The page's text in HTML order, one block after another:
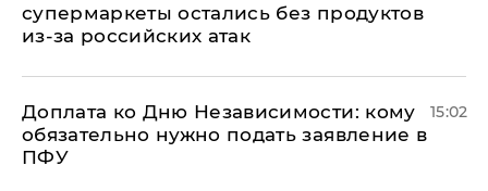
супермаркеты остались без продуктов
из-за российских атак
Доплата ко Дню Независимости: кому
обязательно нужно подать заявление в
ПФУ
15:02